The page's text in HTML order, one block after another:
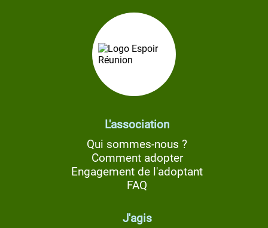
L'association
Qui sommes-nous ?
Comment adopter
Engagement de l'adoptant
FAQ
J'agis